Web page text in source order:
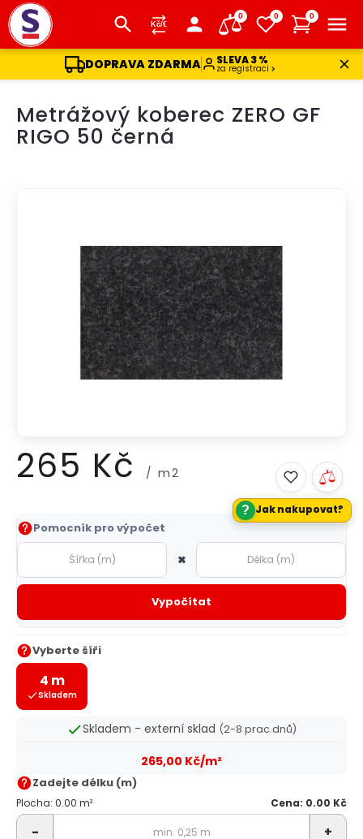
DOPRAVA ZDARMA SLEVA 3 %
za registraci
0 0 0
obsahMetrážový koberec ZERO GF
RIGO 50 černá
265 Kč / m2
Měrná
cena:
Pomocník pro výpočet
×
Vypočítat
Vyberte šíři
4 m
Skladem
Zadejte délku (m)
Plocha: 0.00 m² Cena: 0.00 Kč
- +
Skladem - externí sklad (2-8 prac.dnů)
265,00 Kč/m²
? Jak nakupovat?